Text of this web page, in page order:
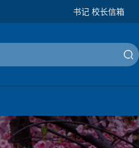
书记 校长信箱